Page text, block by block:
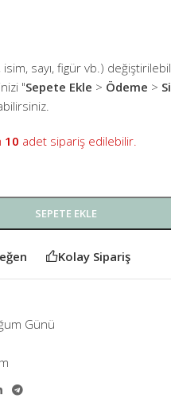
sayı, figür vb.)
"Sepete Ekle > Ödeme >
10 adet sipariş edilebilir.
SEPETE EKLE
Kolay Sipariş
Günü